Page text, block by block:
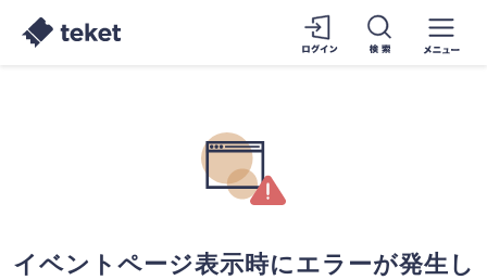
イベントページ表示時にエラーが発生し